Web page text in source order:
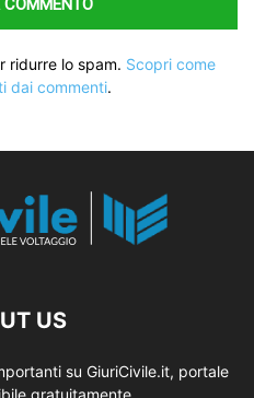
ridurre lo spam. Scopri come
dai commenti.
US
su GiuriCivile.it, portale
gratuitamente.